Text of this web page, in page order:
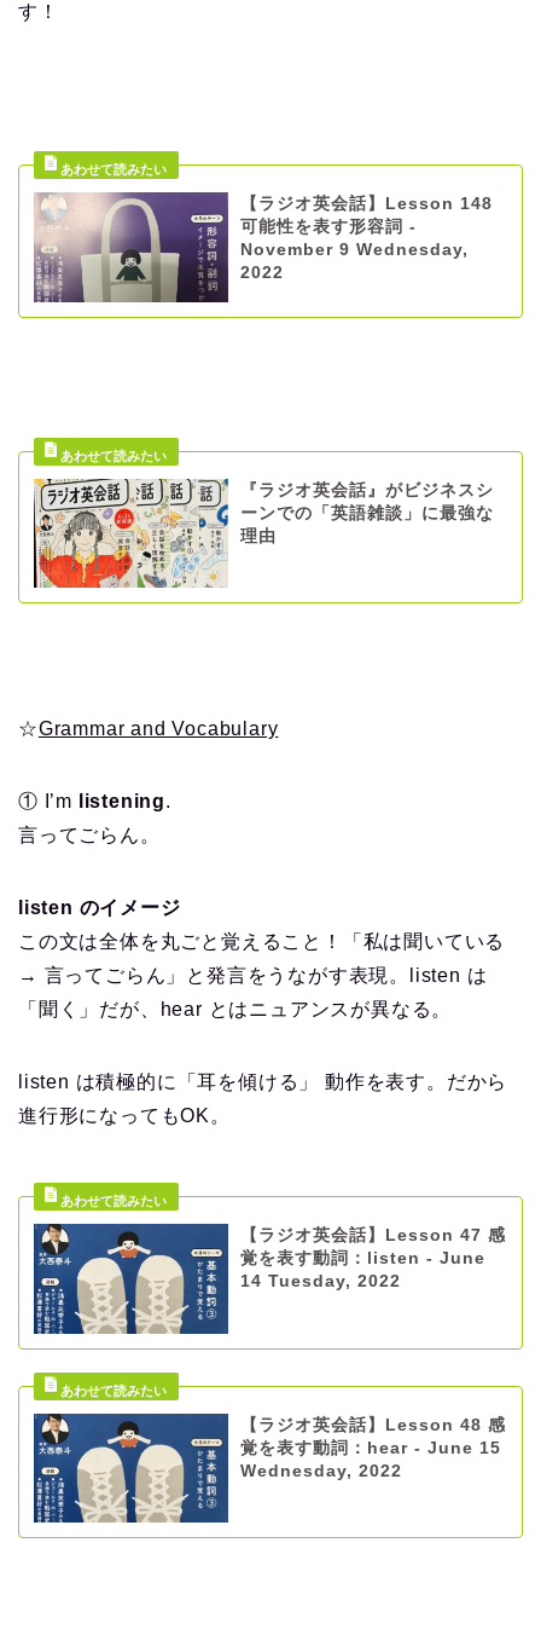
す！
【ラジオ英会話】Lesson 148
可能性を表す形容詞 -
November 9 Wednesday,
2022
『ラジオ英会話』がビジネスシ
ーンでの「英語雑談」に最強な
理由
☆Grammar and Vocabulary
① I’m listening.
言ってごらん。
listen のイメージ
この文は全体を丸ごと覚えること！「私は聞いている
→ 言ってごらん」と発言をうながす表現。listen は
「聞く」だが、hear とはニュアンスが異なる。
listen は積極的に「耳を傾ける」 動作を表す。だから
進行形になってもOK。
【ラジオ英会話】Lesson 47 感
覚を表す動詞：listen - June
14 Tuesday, 2022
【ラジオ英会話】Lesson 48 感
覚を表す動詞：hear - June 15
Wednesday, 2022